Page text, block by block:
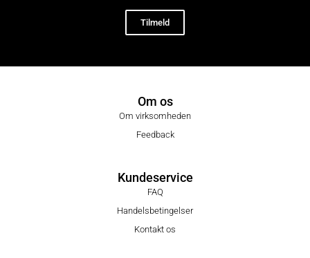
Tilmeld
Om os
Om virksomheden
Feedback
Kundeservice
FAQ
Handelsbetingelser
Kontakt os